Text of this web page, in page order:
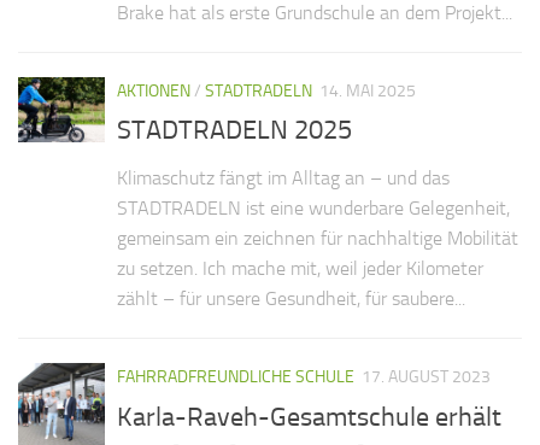
Brake hat als erste Grundschule an dem Projekt...
AKTIONEN/ STADTRADELN 14. MAI 2025
STADTRADELN 2025
Klimaschutz fängt im Alltag an – und das
STADTRADELN ist eine wunderbare Gelegenheit,
gemeinsam ein zeichnen für nachhaltige Mobilität
zu setzen. Ich mache mit, weil jeder Kilometer
zählt – für unsere Gesundheit, für saubere...
FAHRRADFREUNDLICHE SCHULE 17. AUGUST 2023
Karla-Raveh-Gesamtschule erhält